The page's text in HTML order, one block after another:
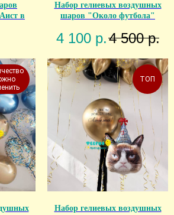
в
Набор гелиевых воздушных
шаров "Около футбола"
4 100 р.4 500 р.
ТОП
Набор гелиевых воздушных